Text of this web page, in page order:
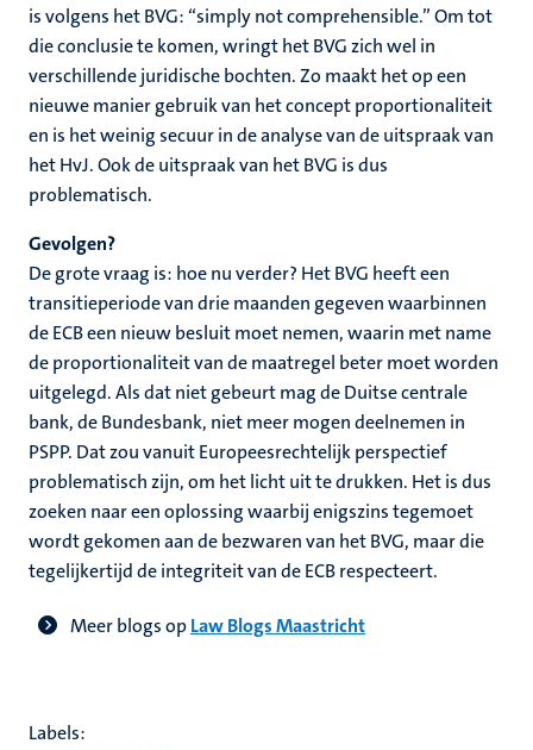
is volgens het BVG: “simply not comprehensible.” Om tot
die conclusie te komen, wringt het BVG zich wel in
verschillende juridische bochten. Zo maakt het op een
nieuwe manier gebruik van het concept proportionaliteit
en is het weinig secuur in de analyse van de uitspraak van
het HvJ. Ook de uitspraak van het BVG is dus
problematisch.
Gevolgen?
De grote vraag is: hoe nu verder? Het BVG heeft een
transitieperiode van drie maanden gegeven waarbinnen
de ECB een nieuw besluit moet nemen, waarin met name
de proportionaliteit van de maatregel beter moet worden
uitgelegd. Als dat niet gebeurt mag de Duitse centrale
bank, de Bundesbank, niet meer mogen deelnemen in
PSPP. Dat zou vanuit Europeesrechtelijk perspectief
problematisch zijn, om het licht uit te drukken. Het is dus
zoeken naar een oplossing waarbij enigszins tegemoet
wordt gekomen aan de bezwaren van het BVG, maar die
tegelijkertijd de integriteit van de ECB respecteert.
Meer blogs opLaw Blogs Maastricht
Labels: